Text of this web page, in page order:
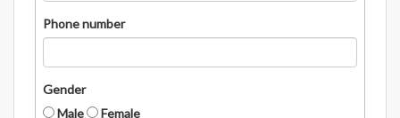
Phone number
Gender
Male
Female